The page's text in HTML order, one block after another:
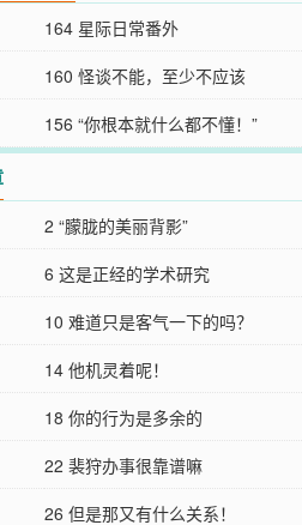
164 星际日常番外
160 怪谈不能，至少不应该
156 “你根本就什么都不懂！”
2 “朦胧的美丽背影”
6 这是正经的学术研究
10 难道只是客气一下的吗？
14 他机灵着呢！
18 你的行为是多余的
22 裴狩办事很靠谱嘛
26 但是那又有什么关系！